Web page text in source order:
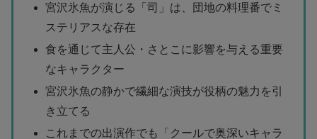
宮沢氷魚が演じる「司」は、団地の料理番でミ
ステリアスな存在
食を通じて主人公・さとこに影響を与える重要
なキャラクター
宮沢氷魚の静かで繊細な演技が役柄の魅力を引
き立てる
これまでの出演作でも「クールで奥深いキャラ